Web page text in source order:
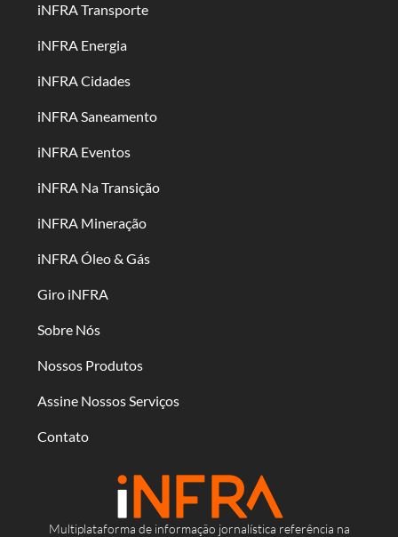
Multiplataforma de informação jornalística referência na
iNFRA Transporte
iNFRA Energia
iNFRA Cidades
iNFRA Saneamento
iNFRA Eventos
iNFRA Na Transição
iNFRA Mineração
iNFRA Óleo & Gás
Giro iNFRA
Sobre Nós
Nossos Produtos
Assine Nossos Serviços
Contato